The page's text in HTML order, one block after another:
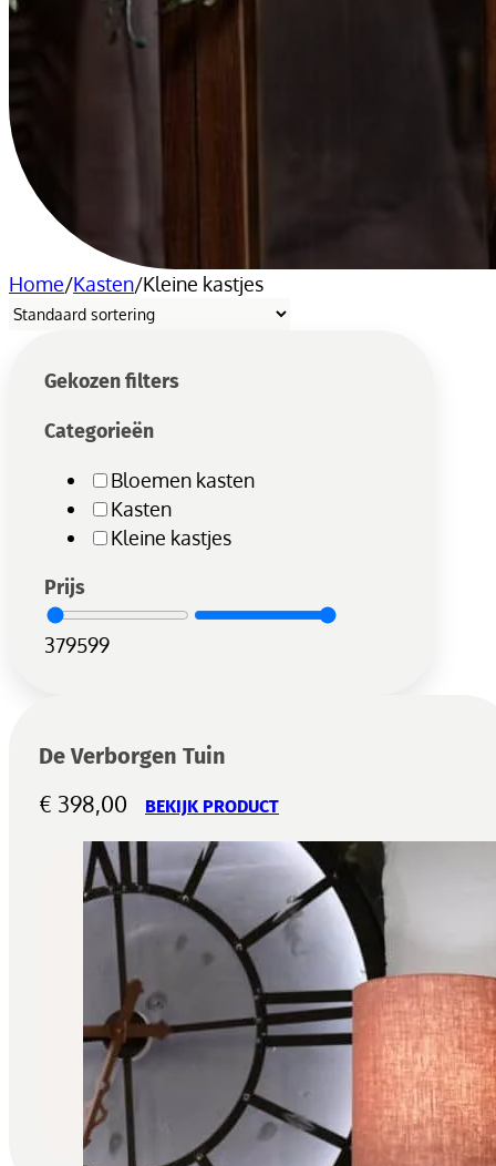
Home/Kasten/Kleine kastjes
Gekozen filters
Categorieën
Bloemen kasten
Kasten
Kleine kastjes
Prijs
379599
De Verborgen Tuin
€ 398,00 BEKIJK PRODUCT